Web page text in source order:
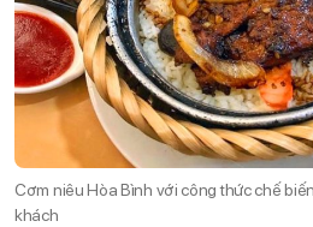
Cơm niêu Hòa Bình với công thức chế
khách